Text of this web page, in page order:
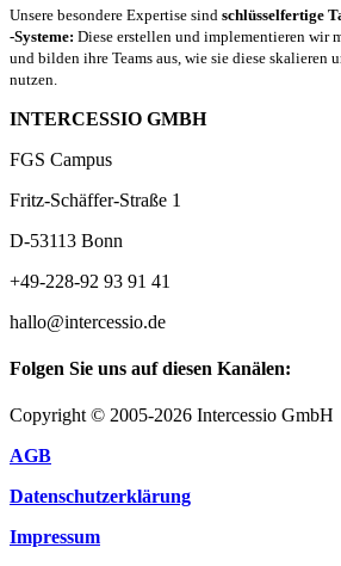
Unsere besondere Expertise sind schlüsselfertige
-Systeme: Diese erstellen und implementieren wir
und bilden ihre Teams aus, wie sie diese skalieren
nutzen.
INTERCESSIO GMBH
FGS Campus
Fritz-Schäffer-Straße 1
D-53113 Bonn
+49-228-92 93 91 41
hallo@intercessio.de
Folgen Sie uns auf diesen Kanälen:
Copyright © 2005-2026 Intercessio GmbH
AGB
Datenschutzerklärung
Impressum